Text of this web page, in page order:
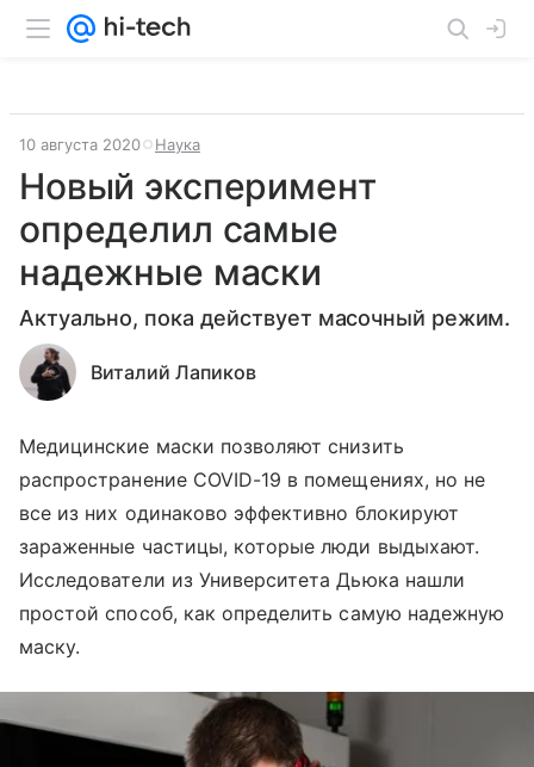
10 августа 2020 Наука
Новый эксперимент
определил самые
надежные маски
Актуально, пока действует масочный режим.
Виталий Лапиков
Медицинские маски позволяют снизить
распространение COVID-19 в помещениях, но не
все из них одинаково эффективно блокируют
зараженные частицы, которые люди выдыхают.
Исследователи из Университета Дьюка нашли
простой способ, как определить самую надежную
маску.